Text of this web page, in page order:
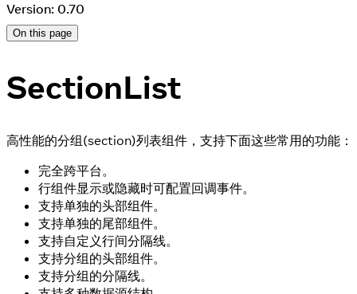
Version: 0.70
On this page
SectionList
高性能的分组(section)列表组件，支持下面这些常用的功能：
完全跨平台。
行组件显示或隐藏时可配置回调事件。
支持单独的头部组件。
支持单独的尾部组件。
支持自定义行间分隔线。
支持分组的头部组件。
支持分组的分隔线。